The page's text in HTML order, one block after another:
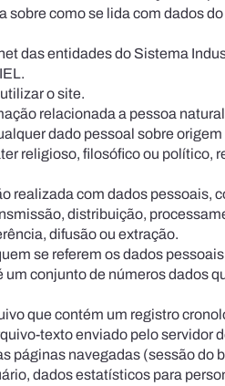
sobre como se lida com dados
das entidades do Sistema
o site.
relacionada a pessoa
dado pessoal sobre
religioso, filosófico ou político,
realizada com dados pessoais,
distribuição,
difusão ou extração.
se referem os dados
conjunto de números dados
que contém um registro
texto enviado pelo servidor
páginas navegadas (sessão
dados estatísticos para